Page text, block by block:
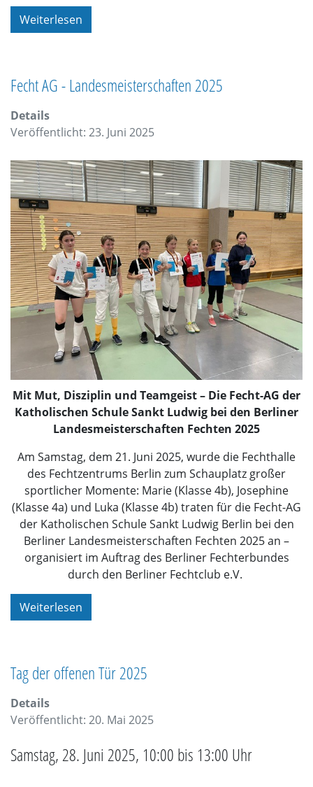
Weiterlesen
Fecht AG - Landesmeisterschaften 2025
Details
Veröffentlicht: 23. Juni 2025
Mit Mut, Disziplin und Teamgeist – Die Fecht-AG der
Katholischen Schule Sankt Ludwig bei den Berliner
Landesmeisterschaften Fechten 2025
Am Samstag, dem 21. Juni 2025, wurde die Fechthalle
des Fechtzentrums Berlin zum Schauplatz großer
sportlicher Momente: Marie (Klasse 4b), Josephine
(Klasse 4a) und Luka (Klasse 4b) traten für die Fecht-AG
der Katholischen Schule Sankt Ludwig Berlin bei den
Berliner Landesmeisterschaften Fechten 2025an –
organisiert im Auftrag des Berliner Fechterbundes
durch den Berliner Fechtclub e.V.
Weiterlesen
Tag der offenen Tür 2025
Details
Veröffentlicht: 20. Mai 2025
Samstag, 28. Juni 2025, 10:00 bis 13:00 Uhr